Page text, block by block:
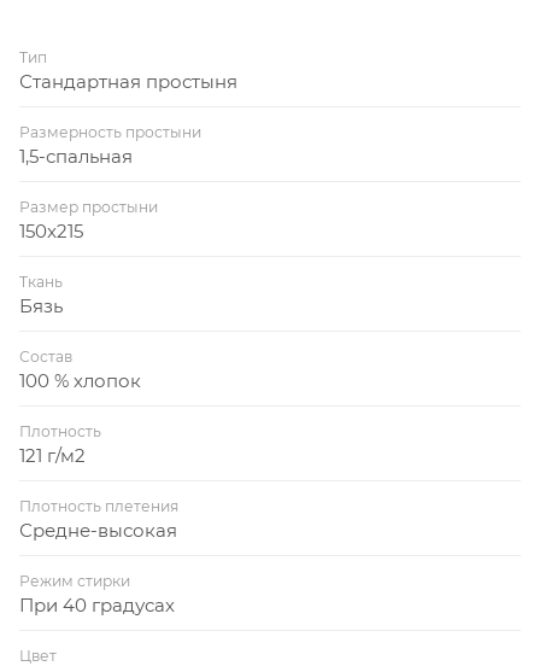
Тип
Стандартная простыня
Размерность простыни
1,5-спальная
Размер простыни
150x215
Ткань
Бязь
Состав
100 % хлопок
Плотность
121 г/м2
Плотность плетения
Средне-высокая
Режим стирки
При 40 градусах
Цвет